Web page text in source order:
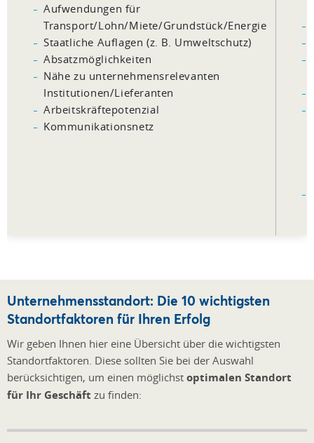
Aufwendungen für
Transport/Lohn/Miete/Grundstück/Energie
Staatliche Auflagen (z. B. Umweltschutz)
Absatzmöglichkeiten
Nähe zu unternehmensrelevanten
Institutionen/Lieferanten
Arbeitskräftepotenzial
Kommunikationsnetz
Unternehmensstandort: Die 10 wichtigsten
Standortfaktoren für Ihren Erfolg
Wir geben Ihnen hier eine Übersicht über die wichtigsten
Standortfaktoren. Diese sollten Sie bei der Auswahl
berücksichtigen, um einen möglichst optimalen Standort
für Ihr Geschäft zu finden: